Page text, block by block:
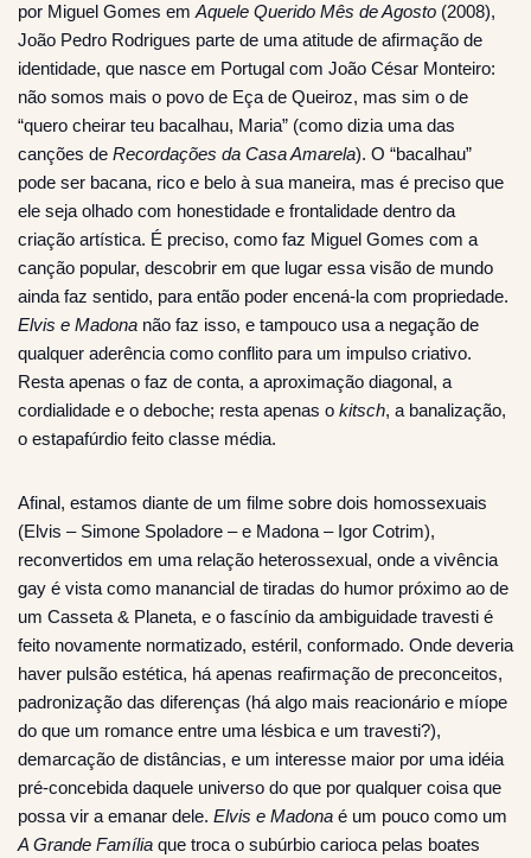
por Miguel Gomes em Aquele Querido Mês de Agosto (2008),
João Pedro Rodrigues parte de uma atitude de afirmação de
identidade, que nasce em Portugal com João César Monteiro:
não somos mais o povo de Eça de Queiroz, mas sim o de
“quero cheirar teu bacalhau, Maria” (como dizia uma das
canções de Recordações da Casa Amarela). O “bacalhau”
pode ser bacana, rico e belo à sua maneira, mas é preciso que
ele seja olhado com honestidade e frontalidade dentro da
criação artística. É preciso, como faz Miguel Gomes com a
canção popular, descobrir em que lugar essa visão de mundo
ainda faz sentido, para então poder encená-la com propriedade.
Elvis e Madona não faz isso, e tampouco usa a negação de
qualquer aderência como conflito para um impulso criativo.
Resta apenas o faz de conta, a aproximação diagonal, a
cordialidade e o deboche; resta apenas o kitsch, a banalização,
o estapafúrdio feito classe média.
Afinal, estamos diante de um filme sobre dois homossexuais
(Elvis – Simone Spoladore – e Madona – Igor Cotrim),
reconvertidos em uma relação heterossexual, onde a vivência
gay é vista como manancial de tiradas do humor próximo ao de
um Casseta & Planeta, e o fascínio da ambiguidade travesti é
feito novamente normatizado, estéril, conformado. Onde deveria
haver pulsão estética, há apenas reafirmação de preconceitos,
padronização das diferenças (há algo mais reacionário e míope
do que um romance entre uma lésbica e um travesti?),
demarcação de distâncias, e um interesse maior por uma idéia
pré-concebida daquele universo do que por qualquer coisa que
possa vir a emanar dele. Elvis e Madona é um pouco como um
A Grande Família que troca o subúrbio carioca pelas boates